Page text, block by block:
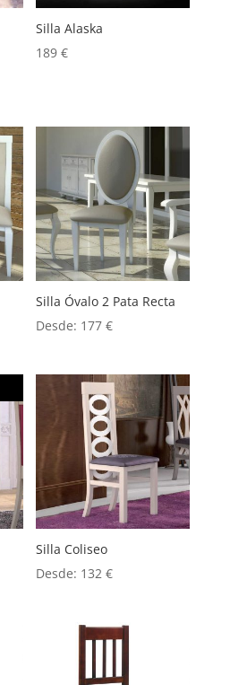
Silla Alaska
189€
Silla Óvalo 2 Pata Recta
Desde: 177€
Silla Coliseo
Desde: 132€